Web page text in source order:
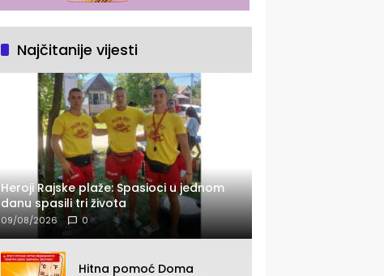
Najčitanije vijesti
Heroji Rajske plaže: Spasioci u jednom
danu spasili tri života
09/08/2026 0
Hitna pomoć Doma